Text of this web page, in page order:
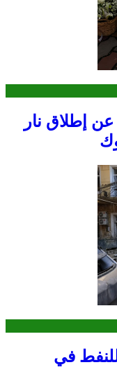
إطلاق نار
في